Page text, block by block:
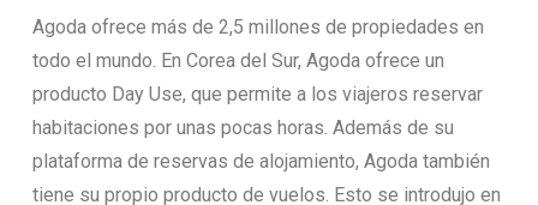
Agoda ofrece más de 2,5 millones de propiedades en
todo el mundo. En Corea del Sur, Agoda ofrece un
producto Day Use, que permite a los viajeros reservar
habitaciones por unas pocas horas. Además de su
plataforma de reservas de alojamiento, Agoda también
tiene su propio producto de vuelos. Esto se introdujo en